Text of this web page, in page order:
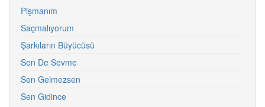
Pişmanım
Saçmalıyorum
Şarkıların Büyücüsü
Sen De Sevme
Sen Gelmezsen
Sen Gidince